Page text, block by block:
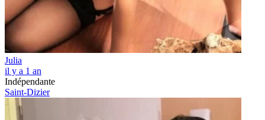
Julia
il y a 1 an
Indépendante
Saint-Dizier